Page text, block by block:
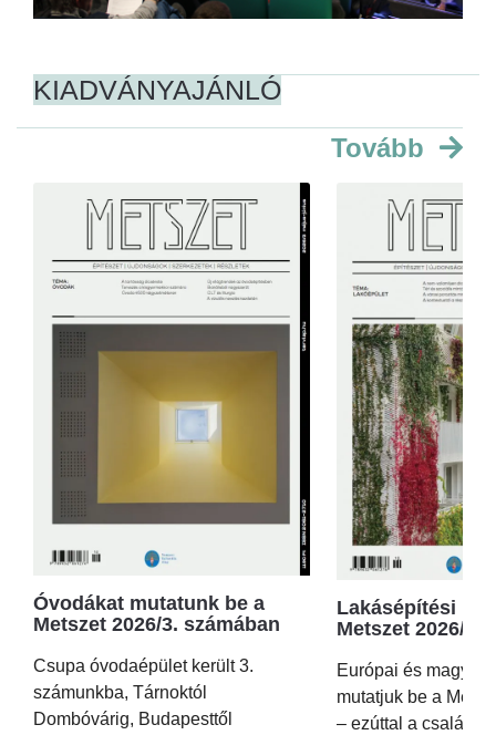
KIADVÁNYAJÁNLÓ
Tovább
Óvodákat mutatunk be a
Metszet 2026/3. számában
Csupa óvodaépület került 3.
számunkba, Tárnoktól
Dombóvárig, Budapesttől
Lakásépítési
Metszet 2026/2.
Európai és magyar
mutatjuk be a
– ezúttal a családi